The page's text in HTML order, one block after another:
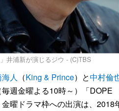
井浦新が演じるジウ - (C)TBS
人 （King & Prince）と中村倫
週金曜よる10時～）「
曜ドラマ枠への出演は、2018